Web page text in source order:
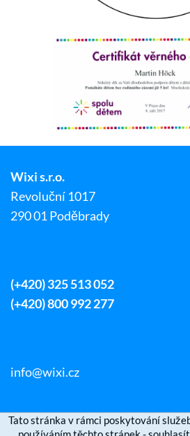
Wixi s.r.o.
Revoluční 1017
290 01 Poděbrady
(+420) 325 513 052
(+420) 800 992 277
info@wixi.cz
Tato stránka v rámci poskytování